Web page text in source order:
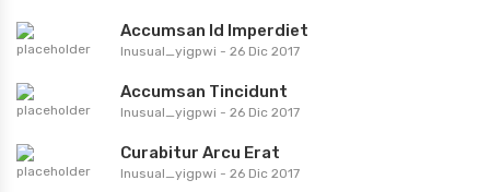
Accumsan Id Imperdiet
Inusual_yigpwi - 26 Dic 2017
Accumsan Tincidunt
Inusual_yigpwi - 26 Dic 2017
Curabitur Arcu Erat
Inusual_yigpwi - 26 Dic 2017